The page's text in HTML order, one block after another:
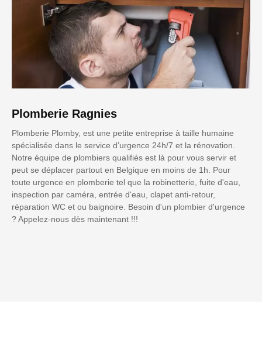
Plomberie Ragnies
Plomberie Plomby, est une petite entreprise à taille humaine
spécialisée dans le service d’urgence 24h/7 et la rénovation.
Notre équipe de plombiers qualifiés est là pour vous servir et
peut se déplacer partout en Belgique en moins de 1h. Pour
toute urgence en plomberie tel que la robinetterie, fuite d'eau,
inspection par caméra, entrée d'eau, clapet anti-retour,
réparation WC et ou baignoire. Besoin d'un plombier d'urgence
? Appelez-nous dès maintenant !!!